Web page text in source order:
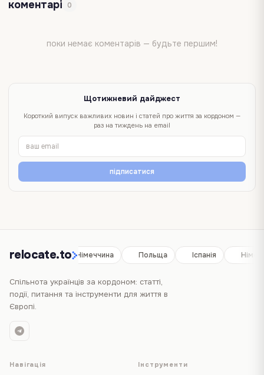
коментарі 0
поки немає коментарів — будьте першим!
Щотижневий дайджест
Короткий випуск важливих новин і статей про життя за кордоном —
раз на тиждень на email
підписатися
relocate.to
Іспанія Німеччина Польща Іспанія
Спільнота українців за кордоном: статті,
події, питання та інструменти для життя в
Європі.
Навігація Інструменти